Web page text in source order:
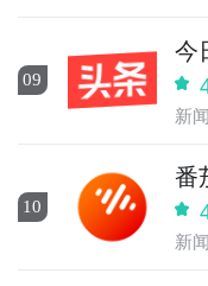
09
今
新
10
番
新